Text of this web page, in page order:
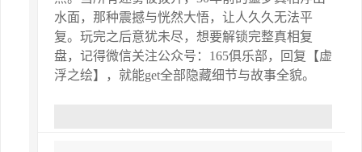
水面，那种震撼与恍然大悟，让人久久无法平
复。玩完之后意犹未尽，想要解锁完整真相复
盘，记得微信关注公众号：165俱乐部，回复【虚
浮之绘】，就能get全部隐藏细节与故事全貌。